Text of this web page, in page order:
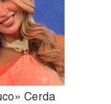
Cerda